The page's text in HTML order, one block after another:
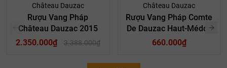
Château Dauzac
Rượu Vang Pháp
Château Dauzac 2015
2.350.000₫
3.388.000₫
Château Dauzac
Rượu Vang Pháp Comte
De Dauzac Haut-Médoc
660.000₫